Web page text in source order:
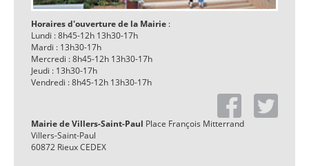
Horaires d'ouverture de la Mairie :
Lundi : 8h45-12h 13h30-17h
Mardi : 13h30-17h
Mercredi : 8h45-12h 13h30-17h
Jeudi : 13h30-17h
Vendredi : 8h45-12h 13h30-17h
Mairie de Villers-Saint-Paul Place François Mitterrand
Villers-Saint-Paul
60872 Rieux CEDEX